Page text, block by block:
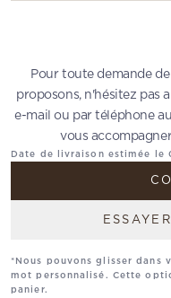
Pour toute demande
proposons, n'hésitez pas
e-mail ou par téléphone
vous
Date de livraison estimée le
*Nous pouvons glisser dans
mot personnalisé. Cette
panier.